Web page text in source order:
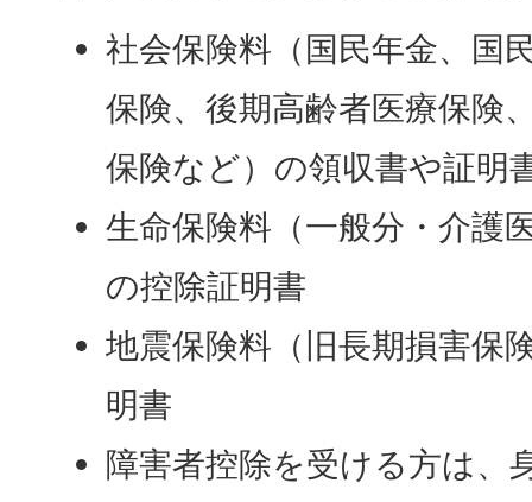
社会保険料（国民年金、国
保険、後期高齢者医療保険
保険など）の領収書や証明
生命保険料（一般分・介護
の控除証明書
地震保険料（旧長期損害保
明書
障害者控除を受ける方は、